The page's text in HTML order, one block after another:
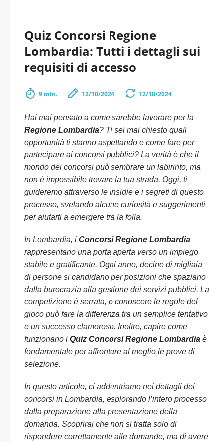
Quiz Concorsi Regione
Lombardia: Tutti i dettagli sui
requisiti di accesso
9 min. 12/10/2024 12/10/2024
Hai mai pensato a come sarebbe lavorare per la
Regione Lombardia? Ti sei mai chiesto quali
opportunità ti stanno aspettando e come fare per
partecipare ai concorsi pubblici? La verità è che il
mondo dei concorsi può sembrare un labirinto, ma
non è impossibile trovare la tua strada. Oggi, ti
guideremo attraverso le insidie e i segreti di questo
processo, svelando alcune curiosità e suggerimenti
per aiutarti a emergere tra la folla.
In Lombardia, i Concorsi Regione Lombardia
rappresentano una porta aperta verso un impiego
stabile e gratificante. Ogni anno, decine di migliaia
di persone si candidano per posizioni che spaziano
dalla burocrazia alla gestione dei servizi pubblici. La
competizione è serrata, e conoscere le regole del
gioco può fare la differenza tra un semplice tentativo
e un successo clamoroso. Inoltre, capire come
funzionano i Quiz Concorsi Regione Lombardia è
fondamentale per affrontare al meglio le prove di
selezione.
In questo articolo, ci addentriamo nei dettagli dei
concorsi in Lombardia, esplorando l’intero processo
dalla preparazione alla presentazione della
domanda. Scoprirai che non si tratta solo di
rispondere correttamente alle domande, ma di avere